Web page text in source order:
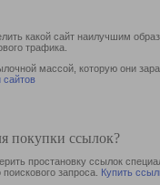
какой сайт наилучшим
трафика.
массой, которую они
сайтов
покупки ссылок?
простановку ссылок
запроса. Купить